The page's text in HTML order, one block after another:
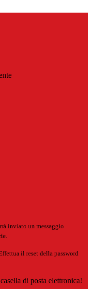
inviato un messaggio
il reset della password
di posta elettronica!